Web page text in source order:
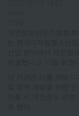
개인정보전문가협회(
는 한국디지털헬스산
산업 분야에서 개인정
양 기관은 이를 위해
및 정책 개발을 위한
진출 시 개인정보 관